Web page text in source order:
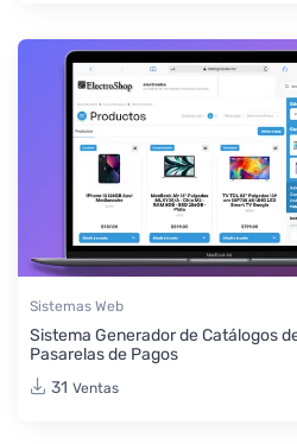
Sistemas Web
Sistema Generador de Catálogos
Pasarelas de Pagos
31 Ventas